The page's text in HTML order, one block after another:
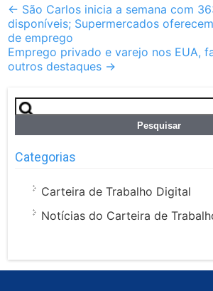
Post
navigation
← São Carlos inicia a semana com
disponíveis; Supermercados
de emprego
Emprego privado e varejo nos EUA,
outros destaques →
Pesquisar
por:
Categorias
Carteira de Trabalho Digital
Notícias do Carteira de